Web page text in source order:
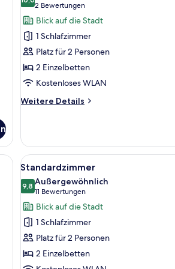
Poolblick
(Balcony)
Standardzimmer,
2 Einzelbetten
anzeigen
10,0 von 10
2 Bewertungen
(2
Bewertungen)
Blick auf die Stadt
1 Schlafzimmer
Platz für 2 Personen
2 Einzelbetten
Kostenloses WLAN
Weitere Details
Weitere
2 Einzelbetten
Bildern an der Wand.
mit weißen Laken, ein Nachttisch mit Lampe
Alle
Fotos
für
Standardzimmer
anzeigen
9
Standardzimmer
9,89,8 von 10
Außergewöhnlich
11 Bewertungen
(11
Bewertungen)
Blick auf die Stadt
1 Schlafzimmer
Platz für 2 Personen
2 Einzelbetten